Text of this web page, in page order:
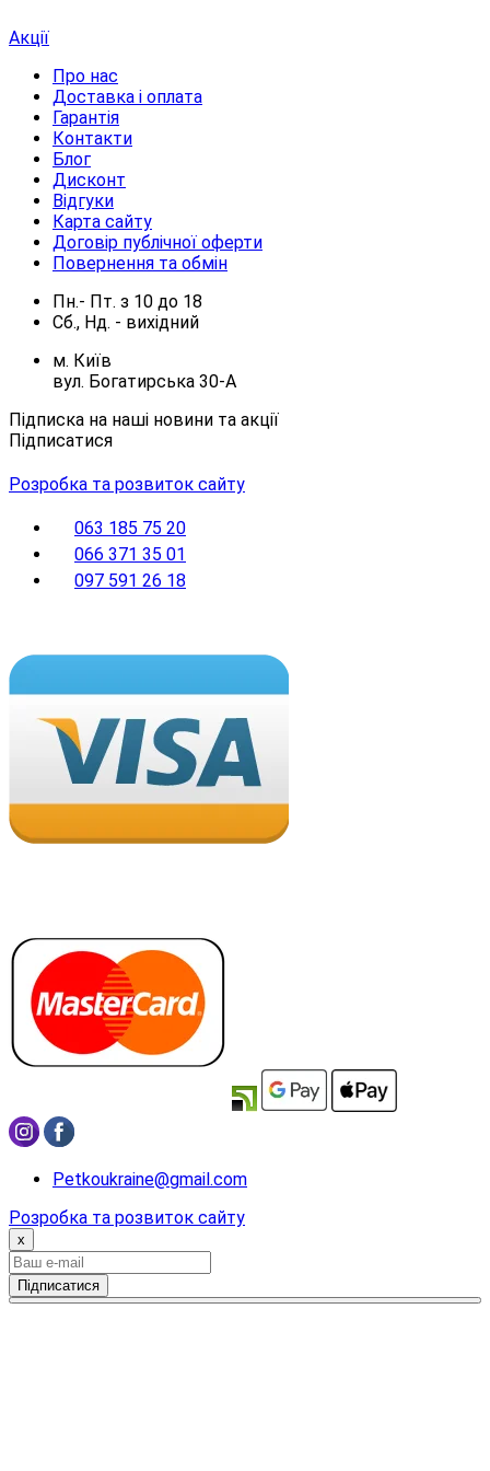
Акції
Про нас
Доставка і оплата
Гарантія
Контакти
Блог
Дисконт
Відгуки
Карта сайту
Договір публічної оферти
Повернення та обмін
Пн.- Пт. з 10 до 18
Сб., Нд. - вихідний
м. Київ
вул. Богатирська 30-А
Підписка на наші новини та акції
Підписатися
Розробка та розвиток сайту
063 185 75 20
066 371 35 01
097 591 26 18
Petkoukraine@gmail.com
Розробка та розвиток сайту
x